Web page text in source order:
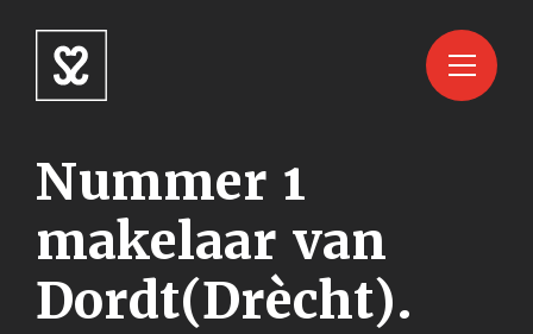
Nummer 1
makelaar van
Dordt(Drècht).